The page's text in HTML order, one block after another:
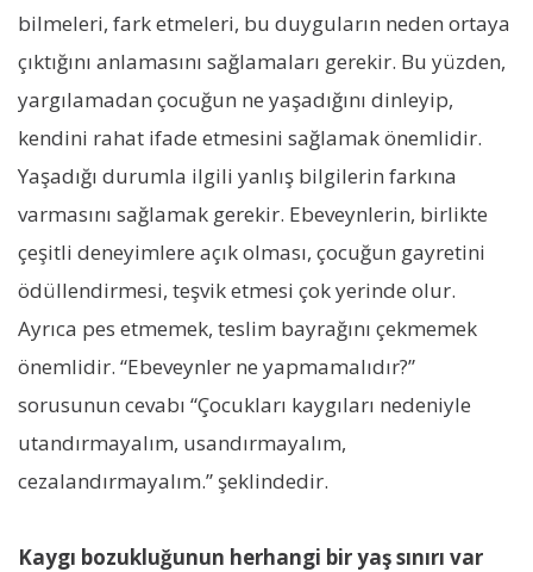
bilmeleri, fark etmeleri, bu duyguların neden ortaya
çıktığını anlamasını sağlamaları gerekir. Bu yüzden,
yargılamadan çocuğun ne yaşadığını dinleyip,
kendini rahat ifade etmesini sağlamak önemlidir.
Yaşadığı durumla ilgili yanlış bilgilerin farkına
varmasını sağlamak gerekir. Ebeveynlerin, birlikte
çeşitli deneyimlere açık olması, çocuğun gayretini
ödüllendirmesi, teşvik etmesi çok yerinde olur.
Ayrıca pes etmemek, teslim bayrağını çekmemek
önemlidir. “Ebeveynler ne yapmamalıdır?”
sorusunun cevabı “Çocukları kaygıları nedeniyle
utandırmayalım, usandırmayalım,
cezalandırmayalım.” şeklindedir.
Kaygı bozukluğunun herhangi bir yaş sınırı var